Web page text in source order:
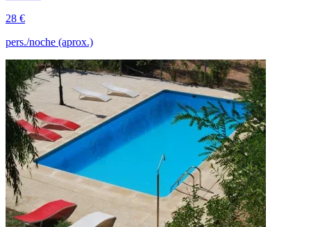
28 €
pers./noche (aprox.)